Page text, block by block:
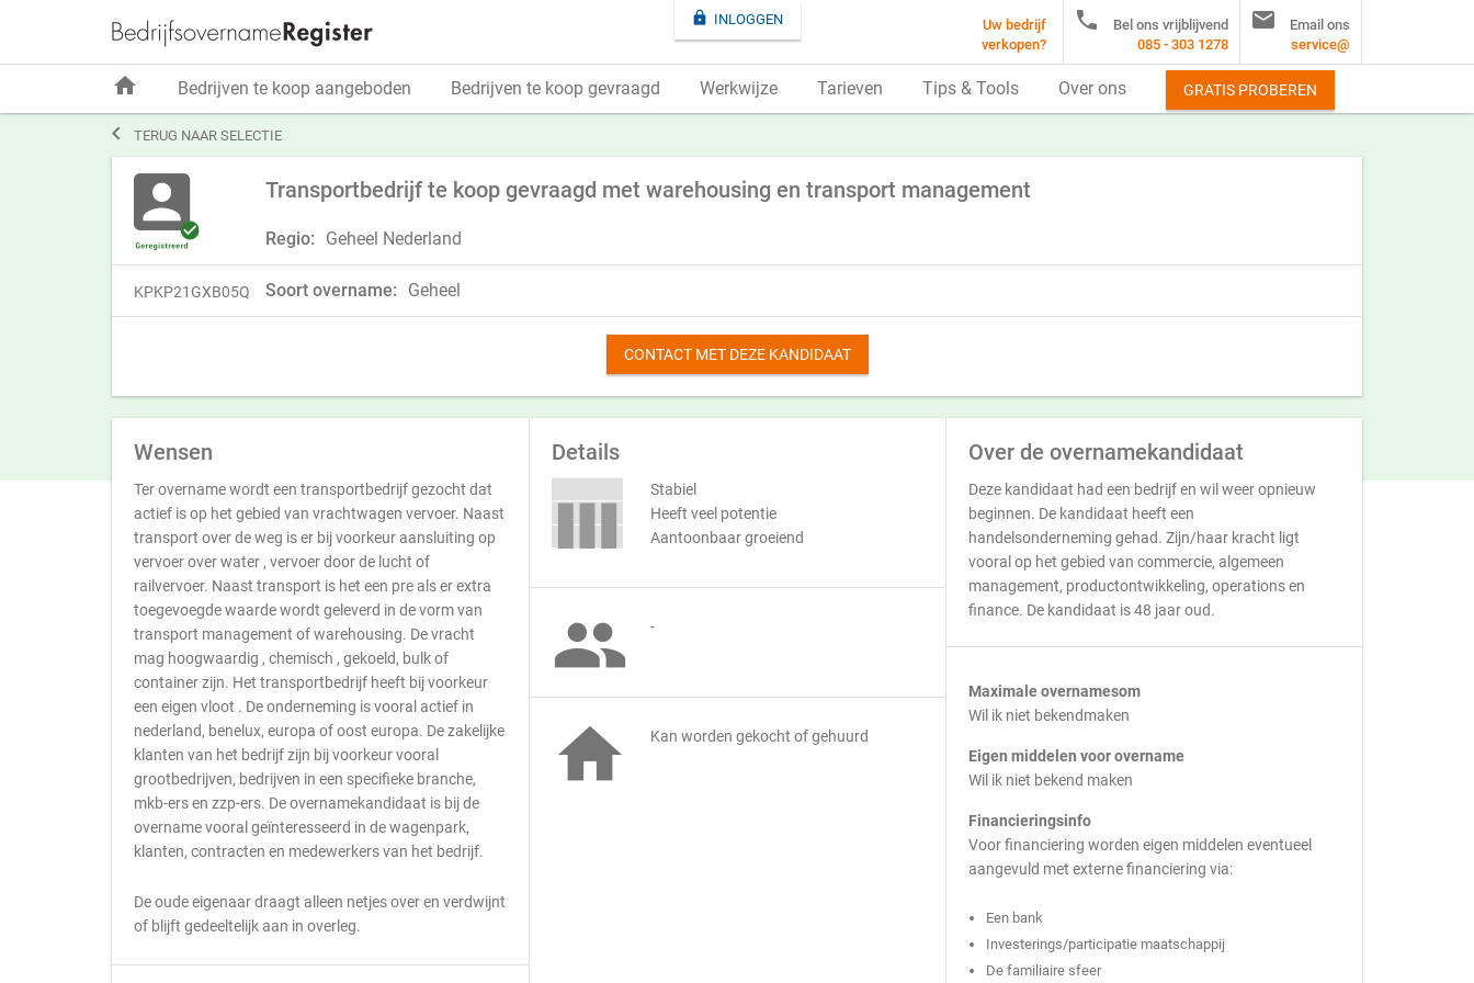
 TERUG NAAR SELECTIE
Transportbedrijf te koop gevraagd met warehousing en transport management
Regio: Geheel Nederland
KPKP21GXB05Q Soort overname: Geheel
CONTACT MET DEZE KANDIDAAT
Wensen
Ter overname wordt een transportbedrijf gezocht dat
actief is op het gebied van vrachtwagen vervoer. Naast
transport over de weg is er bij voorkeur aansluiting op
vervoer over water , vervoer door de lucht of
railvervoer. Naast transport is het een pre als er extra
toegevoegde waarde wordt geleverd in de vorm van
transport management of warehousing. De vracht
mag hoogwaardig , chemisch , gekoeld, bulk of
container zijn. Het transportbedrijf heeft bij voorkeur
een eigen vloot . De onderneming is vooral actief in
nederland, benelux, europa of oost europa. De zakelijke
klanten van het bedrijf zijn bij voorkeur vooral
grootbedrijven, bedrijven in een specifieke branche,
mkb-ers en zzp-ers. De overnamekandidaat is bij de
overname vooral geïnteresseerd in de wagenpark,
klanten, contracten en medewerkers van het bedrijf.
De oude eigenaar draagt alleen netjes over en verdwijnt
of blijft gedeeltelijk aan in overleg.
Details
Stabiel
Heeft veel potentie
Aantoonbaar groeiend
 -
 Kan worden gekocht of gehuurd
Over de overnamekandidaat
Deze kandidaat had een bedrijf en wil weer opnieuw
beginnen. De kandidaat heeft een
handelsonderneming gehad. Zijn/haar kracht ligt
vooral op het gebied van commercie, algemeen
management, productontwikkeling, operations en
finance. De kandidaat is 48 jaar oud.
Maximale overnamesom
Wil ik niet bekendmaken
Eigen middelen voor overname
Wil ik niet bekend maken
Financieringsinfo
Voor financiering worden eigen middelen eventueel
aangevuld met externe financiering via:
Een bank
Investerings/participatie maatschappij
De familiaire sfeer
 INLOGGEN
Uw bedrijf
verkopen?

Bel ons vrijblijvend
085 - 303 1278

Email ons
service@
home Bedrijven te koop aangeboden Bedrijven te koop gevraagd Werkwijze Tarieven Tips & Tools Over ons GRATIS PROBEREN